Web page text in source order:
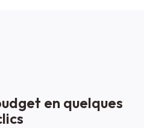
1710 EURen quelques